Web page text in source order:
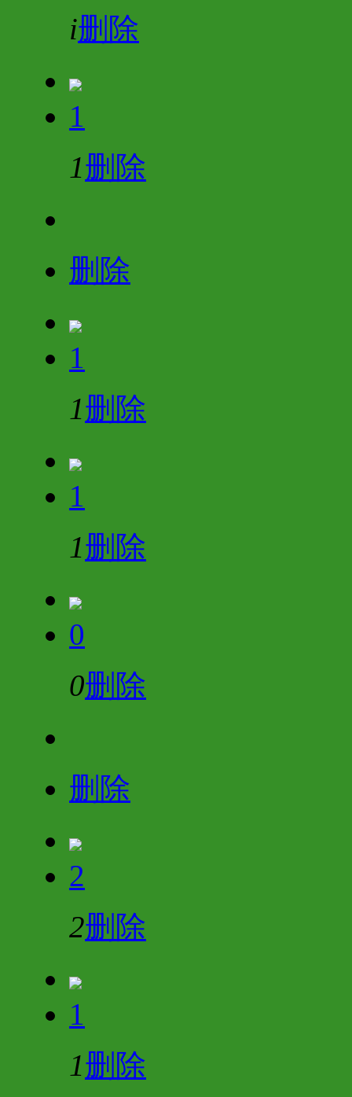
i删除
1
1删除
删除
1
1删除
1
1删除
0
0删除
删除
2
2删除
1
1删除